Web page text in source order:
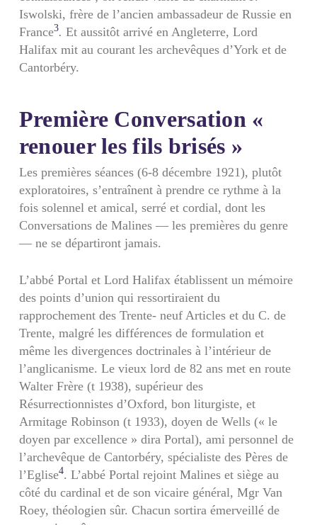
Iswolski, frère de l’ancien ambassadeur de Russie en
France3. Et aussitôt arrivé en Angleterre, Lord
Halifax mit au courant les archevêques d’York et de
Cantorbéry.
Première Conversation «
renouer les fils brisés »
Les premières séances (6-8 décembre 1921), plutôt
exploratoires, s’entraînent à prendre ce rythme à la
fois solennel et amical, serré et cordial, dont les
Conversations de Malines — les premières du genre
— ne se départiront jamais.
L’abbé Portal et Lord Halifax établissent un mémoire
des points d’union qui ressortiraient du
rapprochement des Trente- neuf Articles et du C. de
Trente, malgré les différences de formulation et
même les divergences doctrinales à l’intérieur de
l’anglicanisme. Le vieux lord de 82 ans met en route
Walter Frère (t 1938), supé­rieur des
Résurrectionnistes d’Oxford, bon liturgiste, et
Armitage Robinson (t 1933), doyen de Wells (« le
doyen par excellence » dira Portal), ami personnel de
l’archevêque de Cantorbéry, spécialiste des Pères de
l’Eglise4. L’abbé Portal rejoint Malines et siège au
côté du cardinal et de son vicaire général, Mgr Van
Roey, théologien sûr. Chacun sortira émerveillé de